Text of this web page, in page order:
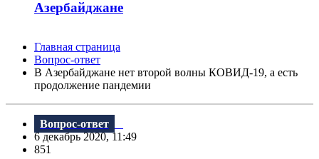
Азербайджане
Главная страница
Вопрос-ответ
В Азербайджане нет второй волны КОВИД-19, а есть
продолжение пандемии
Вопрос-ответ
6 декабрь 2020, 11:49
851